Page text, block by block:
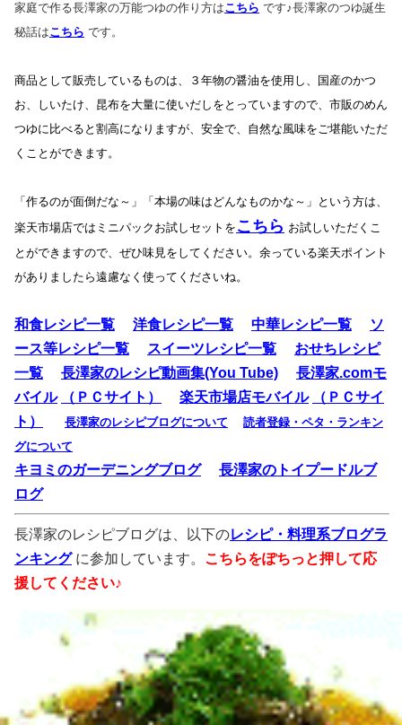
家庭で作る長澤家の万能つゆの作り方はこちら です♪長澤家のつゆ誕生
秘話はこちら です。
商品として販売しているものは、３年物の醤油を使用し、国産のかつ
お、しいたけ、昆布を大量に使いだしをとっていますので、市販のめん
つゆに比べると割高になりますが、安全で、自然な風味をご堪能いただ
くことができます。
「作るのが面倒だな～」「本場の味はどんなものかな～」という方は、
楽天市場店ではミニパックお試しセットを こちら お試しいただくこ
とができますので、ぜひ味見をしてください。余っている楽天ポイント
がありましたら遠慮なく使ってくださいね。
和食レシピ一覧 洋食レシピ一覧 中華レシピ一覧
ソ
ース等レシピ一覧
スイーツレシピ一覧
おせちレシピ
一覧
長澤家のレシピ動画集(You Tube)
長澤家.comモ
バイル
（ＰＣサイト） 楽天市場店モバイル
（ＰＣサイ
ト）
長澤家のレシピブログについて
読者登録・ペタ・ランキン
グについて
キヨミのガーデニングブログ
長澤家のトイプードルブ
ログ
長澤家のレシピブログは、以下のレシピ・料理系ブログラ
ンキング に参加しています。 こちらをぽちっと押して応
援してください♪